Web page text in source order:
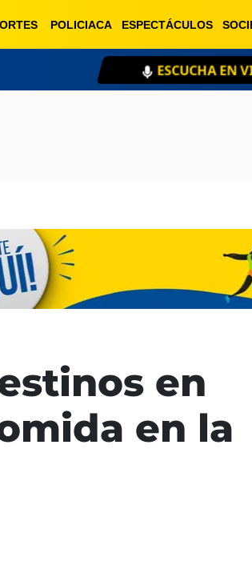
POLICIACA ESPECTÁCULOS
ESCUCHA EN
en
en la